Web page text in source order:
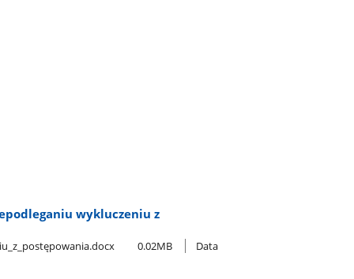
wykluczeniu z
0.02MB Data